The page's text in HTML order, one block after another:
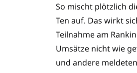
So mischt plötzlich
Ten auf. Das wirkt
Teilnahme am
Umsätze nicht wie
und andere